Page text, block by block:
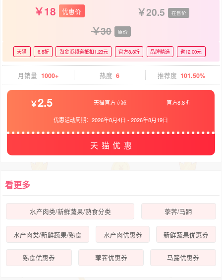
18 优惠价 20.5 在售价
30 原价
天猫 6.8折 淘金币频道抵扣1.23元 官方8.8折 品牌精选 省12.00元
月销量 1000+ 热度 6 推荐度 101.50%
2.5 天猫官方立减 官方8.8折
优惠活动周期：2026年8月4日 -2026年8月19日
天猫优惠
看更多
水产肉类/新鲜蔬果/熟食分类 荸荠/马蹄
水产肉类/新鲜蔬果/熟食 水产肉优惠券 新鲜蔬果优惠券
熟食优惠券 荸荠优惠券 马蹄优惠券